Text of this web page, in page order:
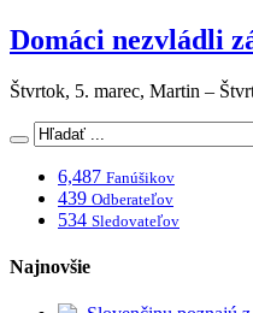
Domáci nezvládli
Štvrtok, 5. marec, Martin –
6,487 Fanúšikov
439 Odberateľov
534 Sledovateľov
Najnovšie